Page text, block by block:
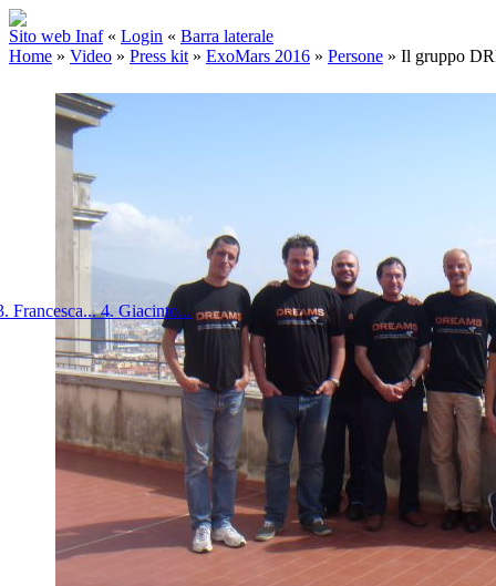
Sito web Inaf « Login « Barra laterale
Home » Video » Press kit » ExoMars 2016 » Persone » Il gruppo
Francesca...4. Giacinto...